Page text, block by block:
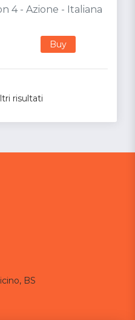
4 - Azione - Italiana
Buy
risultati
BS